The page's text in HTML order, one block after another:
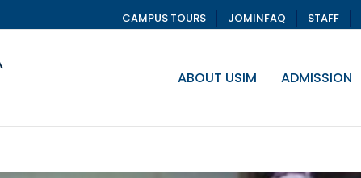
CAMPUS TOURS JOMINFAQ STAFF
ABOUT USIM ADMISSION